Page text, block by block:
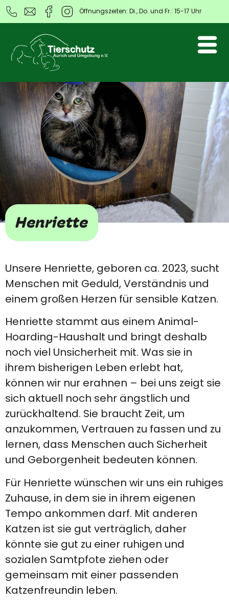
Öffnungszeiten: Di., Do. und Fr.: 15-17 Uhr
Henriette
Unsere Henriette, geboren ca. 2023, sucht
Menschen mit Geduld, Verständnis und
einem großen Herzen für sensible Katzen.
Henriette stammt aus einem Animal-
Hoarding-Haushalt und bringt deshalb
noch viel Unsicherheit mit. Was sie in
ihrem bisherigen Leben erlebt hat,
können wir nur erahnen – bei uns zeigt sie
sich aktuell noch sehr ängstlich und
zurückhaltend. Sie braucht Zeit, um
anzukommen, Vertrauen zu fassen und zu
lernen, dass Menschen auch Sicherheit
und Geborgenheit bedeuten können.
Für Henriette wünschen wir uns ein ruhiges
Zuhause, in dem sie in ihrem eigenen
Tempo ankommen darf. Mit anderen
Katzen ist sie gut verträglich, daher
könnte sie gut zu einer ruhigen und
sozialen Samtpfote ziehen oder
gemeinsam mit einer passenden
Katzenfreundin leben.